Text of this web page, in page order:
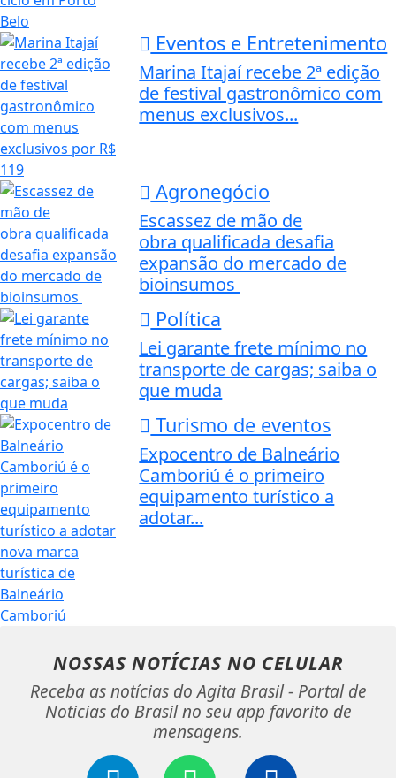
Eventos e Entretenimento
Marina Itajaí recebe 2ª edição
de festival gastronômico com
menus exclusivos...
Agronegócio
Escassez de mão de
obra qualificada desafia
expansão do mercado de
bioinsumos
Política
Lei garante frete mínimo no
transporte de cargas; saiba o
que muda
Turismo de eventos
Expocentro de Balneário
Camboriú é o primeiro
equipamento turístico a
adotar...
NOSSAS NOTÍCIAS NO CELULAR
Receba as notícias do Agita Brasil - Portal de
Noticias do Brasil no seu app favorito de
mensagens.